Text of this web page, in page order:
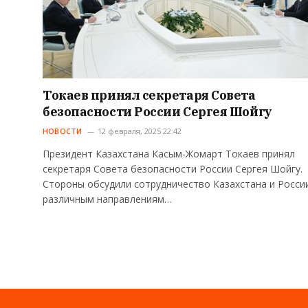
Токаев принял секретаря Совета
безопасности России Сергея Шойгу
НОВОСТИ 12 февраля, 2025 22:42
Президент Казахстана Касым-Жомарт Токаев принял
секретаря Совета безопасности России Сергея Шойгу.
Стороны обсудили сотрудничество Казахстана и
различным направлениям…